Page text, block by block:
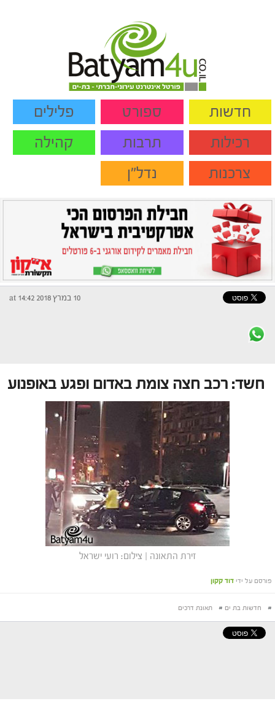
חדשות ספורט
פלילים
רכילות
תרבות
קהילה
צרכנות
נדל"ן
10 במרץ 2018 at 14:42
חשד: רכב חצה צומת באדום ופגע באופנוע
זירת התאונה | צילום: רועי ישראל
פורסם על ידי דוד קקון
# חדשות בת ים # תאונת דרכים